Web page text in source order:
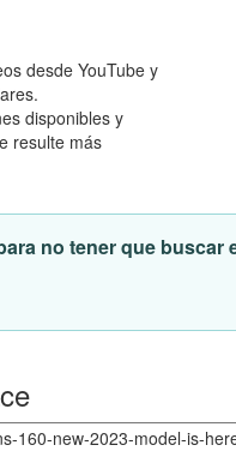
desde YouTube y
disponibles y
resulte más
no tener que buscar